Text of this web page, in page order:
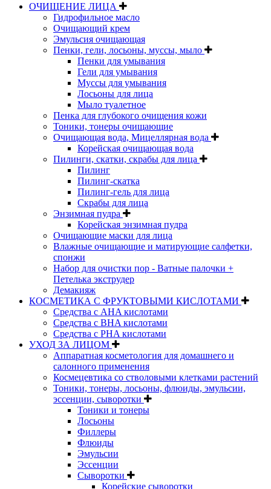
ОЧИЩЕНИЕ ЛИЦА
Гидрофильное масло
Очищающий крем
Эмульсия очищающая
Пенки, гели, лосьоны, муссы, мыло
Пенки для умывания
Гели для умывания
Муссы для умывания
Лосьоны для лица
Мыло туалетное
Пенка для глубокого очищения кожи
Тоники, тонеры очищающие
Очищающая вода, Мицеллярная вода
Корейская очищающая вода
Пилинги, скатки, скрабы для лица
Пилинг
Пилинг-скатка
Пилинг-гель для лица
Скрабы для лица
Энзимная пудра
Корейская энзимная пудра
Очищающие маски для лица
Влажные очищающие и матирующие салфетки,
спонжи
Набор для очистки пор - Ватные палочки +
Петелька экструдер
Демакияж
КОСМЕТИКА С ФРУКТОВЫМИ КИСЛОТАМИ
Средства с AHA кислотами
Средства с BHA кислотами
Средства с PHA кислотами
УХОД ЗА ЛИЦОМ
Аппаратная косметология для домашнего и
салонного применения
Космецевтика со стволовыми клетками растений
Тоники, тонеры, лосьоны, флюиды, эмульсии,
эссенции, сыворотки
Тоники и тонеры
Лосьоны
Филлеры
Флюиды
Эмульсии
Эссенции
Сыворотки
Корейские сыворотки